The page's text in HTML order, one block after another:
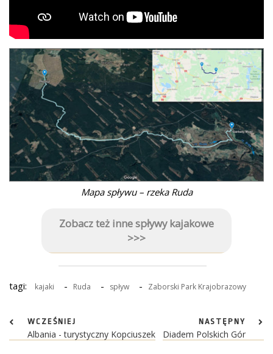
Mapa spływu – rzeka Ruda
Zobacz też inne spływy kajakowe
>>>
tagi: kajaki - Ruda - spływ - Zaborski Park Krajobrazowy
WCZEŚNIEJ
Albania - turystyczny Kopciuszek
NASTĘPNY
Diadem Polskich Gór